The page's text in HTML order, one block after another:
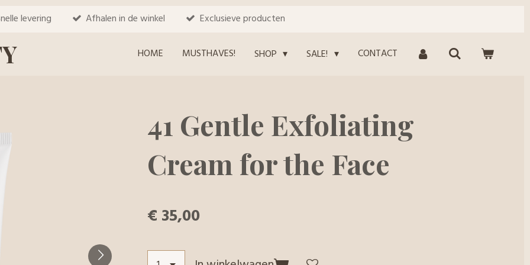
levering Afhalen in de winkel Exclusieve producten
HOME MUSTHAVES! SHOP SALE! CONTACT
41 Gentle Exfoliating
Cream for the Face
€ 35,00